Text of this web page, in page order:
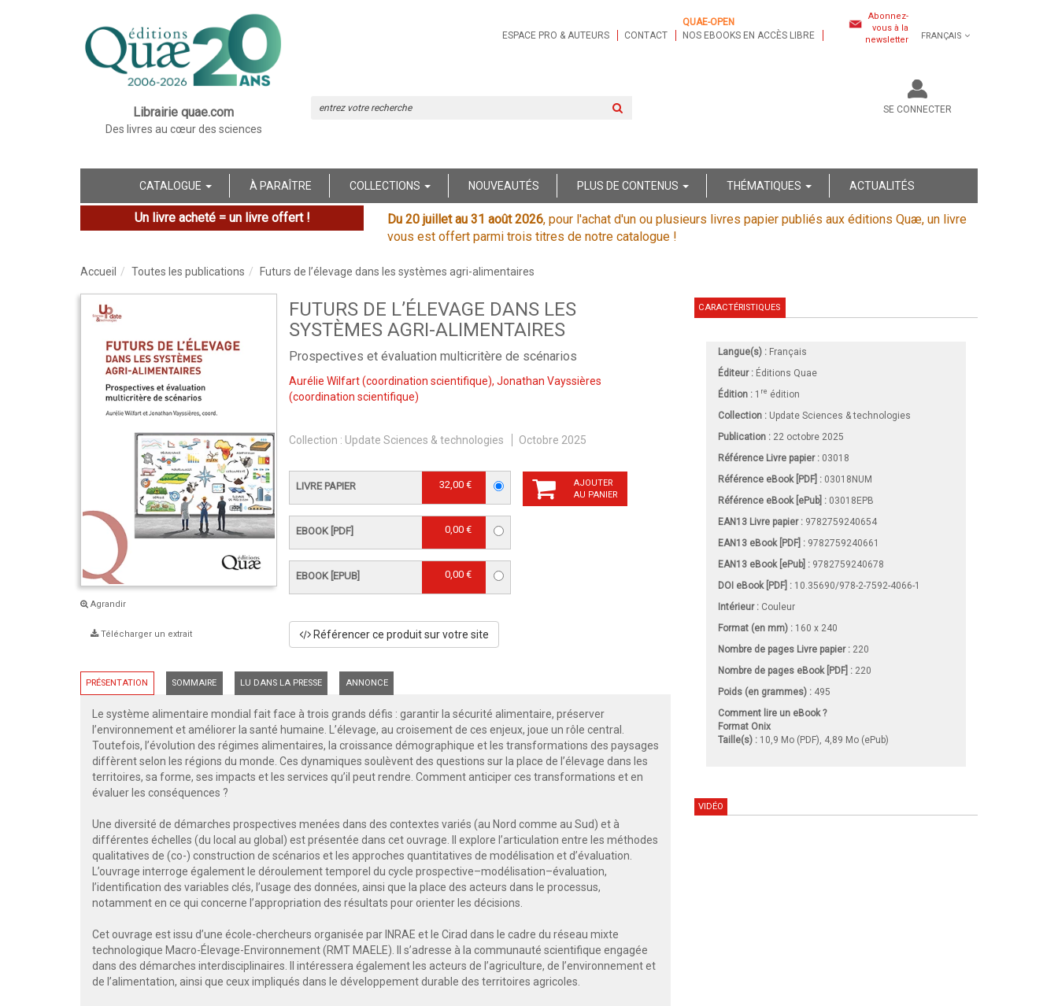
Librairie quae.com
Des livres au cœur des sciences
ESPACE PRO & AUTEURS CONTACT
QUAE-OPEN
NOS EBOOKS EN ACCÈS LIBRE
Abonnez-
vous à la
newsletter
FRANÇAIS
SE CONNECTER
CATALOGUE À PARAÎTRE COLLECTIONS NOUVEAUTÉS PLUS DE CONTENUS THÉMATIQUES ACTUALITÉS
Un livre acheté = un livre offert ! Du 20 juillet au 31 août 2026, pour l'achat d'un ou plusieurs livres papier publiés aux éditions Quæ, un livre
vous est offert parmi trois titres de notre catalogue !
Accueil Toutes les publications Futurs de l’élevage dans les systèmes agri-alimentaires
Agrandir
Télécharger un extrait
FUTURS DE L’ÉLEVAGE DANS LES
SYSTÈMES AGRI-ALIMENTAIRES
Prospectives et évaluation multicritère de scénarios
Aurélie Wilfart(coordination scientifique), Jonathan Vayssières
(coordination scientifique)
Collection : Update Sciences & technologies Octobre 2025
LIVRE PAPIER 32,00 €
EBOOK [PDF] 0,00 €
EBOOK [EPUB] 0,00 €
AJOUTER
AU PANIER
Référencer ce produit sur votre site
PRÉSENTATION SOMMAIRE LU DANS LA PRESSE ANNONCE
Le système alimentaire mondial fait face à trois grands défis : garantir la sécurité alimentaire, préserver
l’environnement et améliorer la santé humaine. L’élevage, au croisement de ces enjeux, joue un rôle central.
Toutefois, l’évolution des régimes alimentaires, la croissance démographique et les transformations des paysages
diffèrent selon les régions du monde. Ces dynamiques soulèvent des questions sur la place de l’élevage dans les
territoires, sa forme, ses impacts et les services qu’il peut rendre. Comment anticiper ces transformations et en
évaluer les conséquences ?
Une diversité de démarches prospectives menées dans des contextes variés (au Nord comme au Sud) et à
différentes échelles (du local au global) est présentée dans cet ouvrage. Il explore l’articulation entre les méthodes
qualitatives de (co-) construction de scénarios et les approches quantitatives de modélisation et d’évaluation.
L’ouvrage interroge également le déroulement temporel du cycle prospective–modélisation–évaluation,
l’identification des variables clés, l’usage des données, ainsi que la place des acteurs dans le processus,
notamment en ce qui concerne l’appropriation des résultats pour orienter les décisions.
Cet ouvrage est issu d’une école-chercheurs organisée par INRAE et le Cirad dans le cadre du réseau mixte
technologique Macro-Élevage-Environnement (RMT MAELE). Il s’adresse à la communauté scientifique engagée
dans des démarches interdisciplinaires. Il intéressera également les acteurs de l’agriculture, de l’environnement et
de l’alimentation, ainsi que ceux impliqués dans le développement durable des territoires agricoles.
CARACTÉRISTIQUES
Langue(s) : Français
Éditeur : Éditions Quae
Édition : 1 re édition
Collection : Update Sciences & technologies
Publication : 22 octobre 2025
Référence Livre papier : 03018
Référence eBook [PDF] : 03018NUM
Référence eBook [ePub] : 03018EPB
EAN13 Livre papier : 9782759240654
EAN13 eBook [PDF] : 9782759240661
EAN13 eBook [ePub] : 9782759240678
DOI eBook [PDF] : 10.35690/978-2-7592-4066-1
Intérieur : Couleur
Format (en mm) : 160 x 240
Nombre de pages Livre papier: 220
Nombre de pages eBook [PDF] : 220
Poids (en grammes) : 495
Comment lire un eBook ?
Format Onix
Taille(s) : 10,9 Mo (PDF), 4,89 Mo (ePub)
VIDÉO